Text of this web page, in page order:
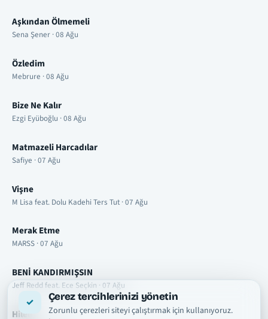
Çerez tercihlerinizi yönetin
Zorunlu çerezleri siteyi çalıştırmak için kullanıyoruz.
Aşkından Ölmemeli
Sena Şener · 08 Ağu
Özledim
Mebrure · 08 Ağu
Bize Ne Kalır
Ezgi Eyüboğlu · 08 Ağu
Matmazeli Harcadılar
Safiye · 07 Ağu
Vişne
M Lisa feat. Dolu Kadehi Ters Tut · 07 Ağu
Merak Etme
MARSS · 07 Ağu
BENİ KANDIRMIŞSIN
Jeff Redd feat. Ece Seçkin · 07 Ağu
Hileli